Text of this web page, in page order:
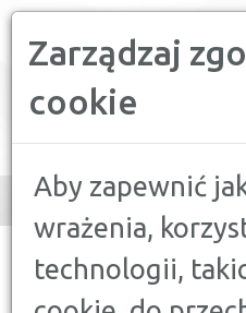
Zarządzaj
cookie
Aby zapewnić
wrażenia,
technologii,
SAMOCHODOWY - CO WARTO O